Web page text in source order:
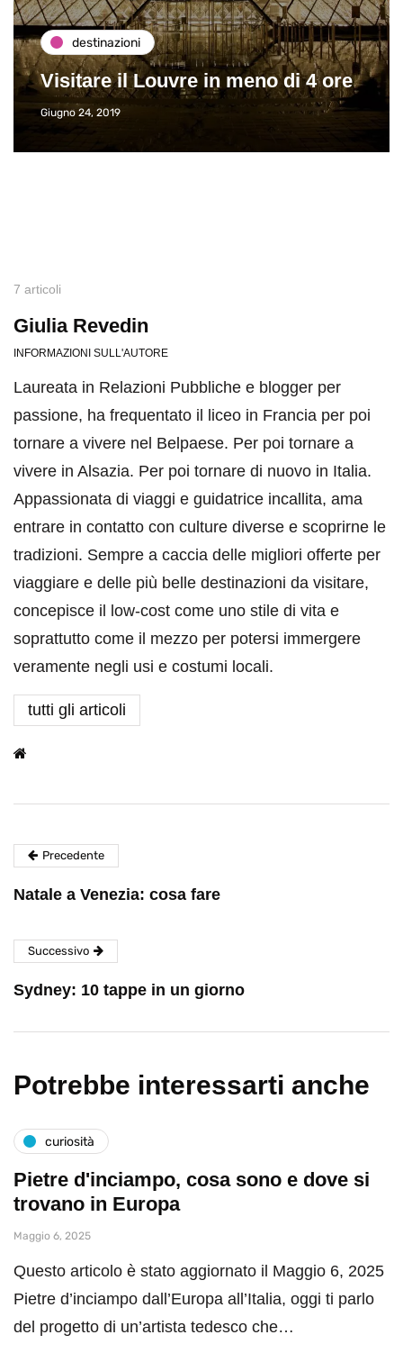
destinazioni
Visitare il Louvre in meno di 4 ore
Giugno 24, 2019
7 articoli
Giulia Revedin
INFORMAZIONI SULL'AUTORE
Laureata in Relazioni Pubbliche e blogger per
passione, ha frequentato il liceo in Francia per poi
tornare a vivere nel Belpaese. Per poi tornare a
vivere in Alsazia. Per poi tornare di nuovo in Italia.
Appassionata di viaggi e guidatrice incallita, ama
entrare in contatto con culture diverse e scoprirne le
tradizioni. Sempre a caccia delle migliori offerte per
viaggiare e delle più belle destinazioni da visitare,
concepisce il low-cost come uno stile di vita e
soprattutto come il mezzo per potersi immergere
veramente negli usi e costumi locali.
tutti gli articoli
Precedente
Natale a Venezia: cosa fare
Successivo
Sydney: 10 tappe in un giorno
Potrebbe interessarti anche
curiosità
Pietre d'inciampo, cosa sono e dove si
trovano in Europa
Maggio 6, 2025
Questo articolo è stato aggiornato il Maggio 6, 2025
Pietre d’inciampo dall’Europa all’Italia, oggi ti parlo
del progetto di un’artista tedesco che…